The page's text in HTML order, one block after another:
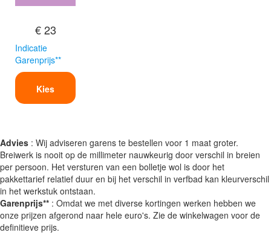
€ 23
Indicatie
Garenprijs**
Kies
Advies : Wij adviseren garens te bestellen voor 1 maat groter.
Breiwerk is nooit op de millimeter nauwkeurig door verschil in breien
per persoon. Het versturen van een bolletje wol is door het
pakkettarief relatief duur en bij het verschil in verfbad kan kleurverschil
in het werkstuk ontstaan.
Garenprijs** : Omdat we met diverse kortingen werken hebben we
onze prijzen afgerond naar hele euro's. Zie de winkelwagen voor de
definitieve prijs.